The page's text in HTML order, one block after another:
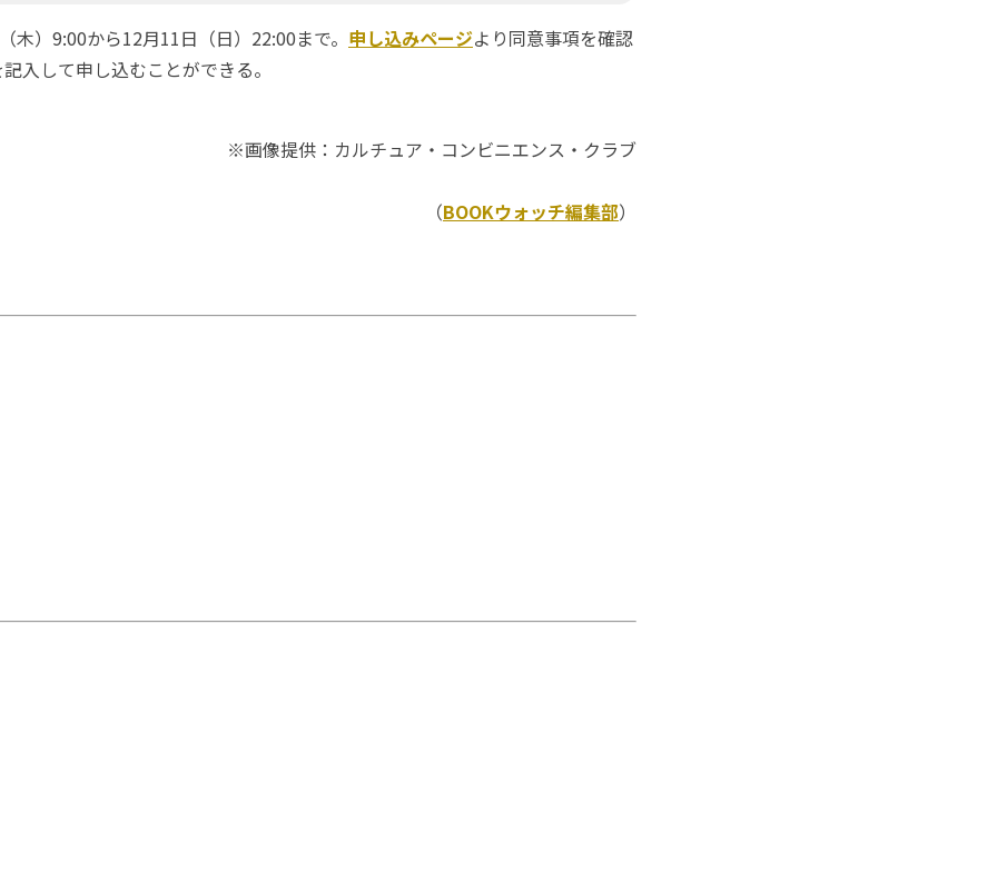
）9:00から12月11日（日）22:00まで。 申し込みページより同意事項を確認
入して申し込むことができる。
※画像提供：カルチュア・コンビニエンス・クラブ
（BOOKウォッチ編集部）